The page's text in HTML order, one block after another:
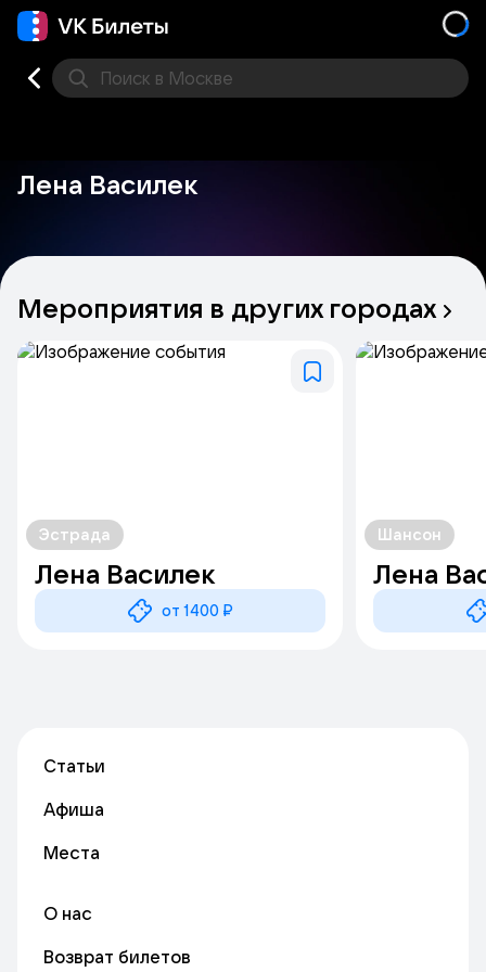
Поиск в Москве
Лена Василек
Мероприятия в других городах
Эстрада
Лена Василек
от 1400 ₽
Шансон
Лена
Статьи
Афиша
Места
О нас
Возврат билетов